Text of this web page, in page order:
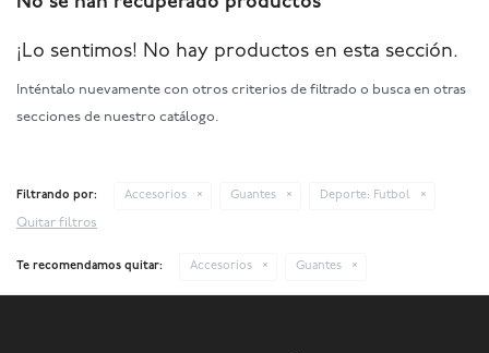
¡Lo sentimos! No hay productos en esta sección.
Inténtalo nuevamente con otros criterios de filtrado o busca en otras
secciones de nuestro catálogo.
Filtrando por: Accesorios Guantes Deporte: Futbol
Quitar filtros
Te recomendamos quitar: Accesorios Guantes